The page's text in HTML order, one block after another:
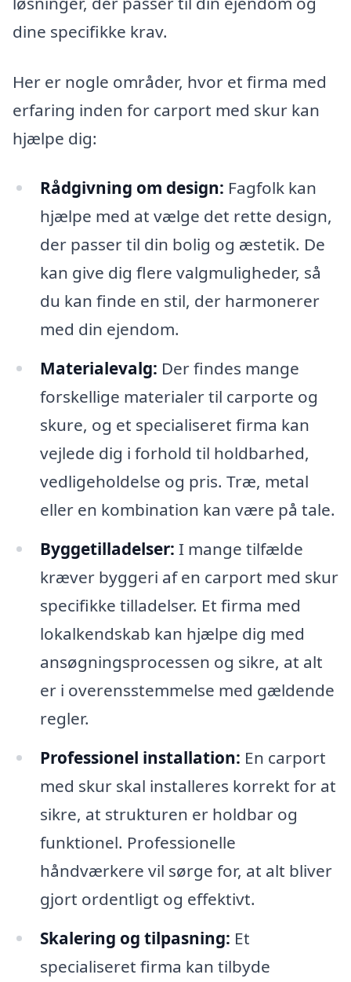
dine specifikke krav.
Her er nogle områder, hvor et firma med
erfaring inden for carport med skur kan
hjælpe dig:
Rådgivning om design: Fagfolk kan
hjælpe med at vælge det rette design,
der passer til din bolig og æstetik. De
kan give dig flere valgmuligheder, så
du kan finde en stil, der harmonerer
med din ejendom.
Materialevalg: Der findes mange
forskellige materialer til carporte og
skure, og et specialiseret firma kan
vejlede dig i forhold til holdbarhed,
vedligeholdelse og pris. Træ, metal
eller en kombination kan være på tale.
Byggetilladelser: I mange tilfælde
kræver byggeri af en carport med skur
specifikke tilladelser. Et firma med
lokalkendskab kan hjælpe dig med
ansøgningsprocessen og sikre, at alt
er i overensstemmelse med gældende
regler.
Professionel installation: En carport
med skur skal installeres korrekt for at
sikre, at strukturen er holdbar og
funktionel. Professionelle
håndværkere vil sørge for, at alt bliver
gjort ordentligt og effektivt.
Skalering og tilpasning: Et
specialiseret firma kan tilbyde